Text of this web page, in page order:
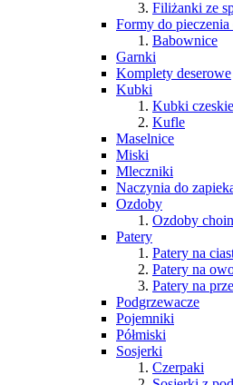
Filiżanki ze
Formy do pieczenia
Babownice
Garnki
Komplety deserowe
Kubki
Kubki czeskie
Kufle
Maselnice
Miski
Mleczniki
Naczynia do
Ozdoby
Ozdoby
Patery
Patery na
Patery na
Patery na
Podgrzewacze
Pojemniki
Półmiski
Sosjerki
Czerpaki